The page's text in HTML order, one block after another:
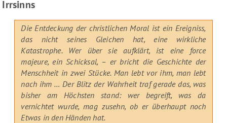
Irrsinns
Die Entdeckung der christlichen Moral ist ein Ereigniss,
das nicht seines Gleichen hat, eine wirkliche
Katastrophe. Wer über sie aufklärt, ist eine force
majeure, ein Schicksal, – er bricht die Geschichte der
Menschheit in zwei Stücke. Man lebt vor ihm, man lebt
nach ihm … Der Blitz der Wahrheit traf gerade das, was
bisher am Höchsten stand: wer begreift, was da
vernichtet wurde, mag zusehn, ob er überhaupt noch
Etwas in den Händen hat.